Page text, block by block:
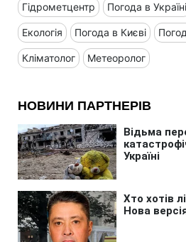
Гідрометцентр Погода в Україні
Екологія Погода в Києві
Кліматолог Метеоролог